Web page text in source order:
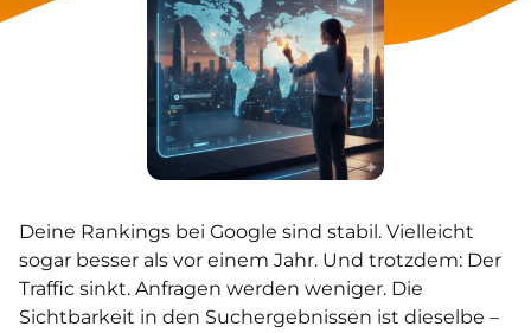
Deine Rankings bei Google sind stabil. Vielleicht
sogar besser als vor einem Jahr. Und trotzdem: Der
Traffic sinkt. Anfragen werden weniger. Die
Sichtbarkeit in den Suchergebnissen ist dieselbe –